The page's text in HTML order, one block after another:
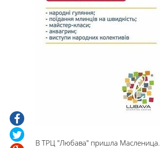
В ТРЦ "Любава" пришла Масленица.